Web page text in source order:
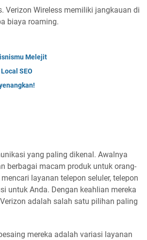
Verizon Wireless memiliki jangkauan di
biaya roaming.
Melejit
SEO
yang paling dikenal. Awalnya
berbagai macam produk untuk orang-
layanan telepon seluler, telepon
untuk Anda. Dengan keahlian mereka
adalah salah satu pilihan paling
mereka adalah variasi layanan